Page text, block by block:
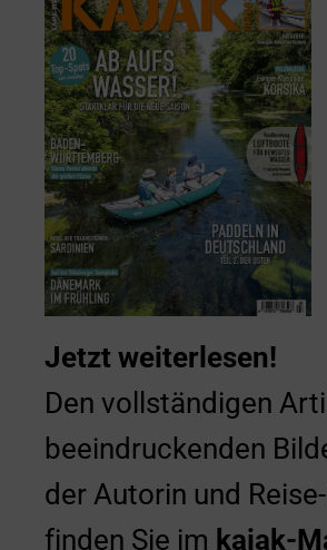
Jetzt weiterlesen!
Den vollständigen
beeindruckenden
der Autorin und
finden Sie im kajak-